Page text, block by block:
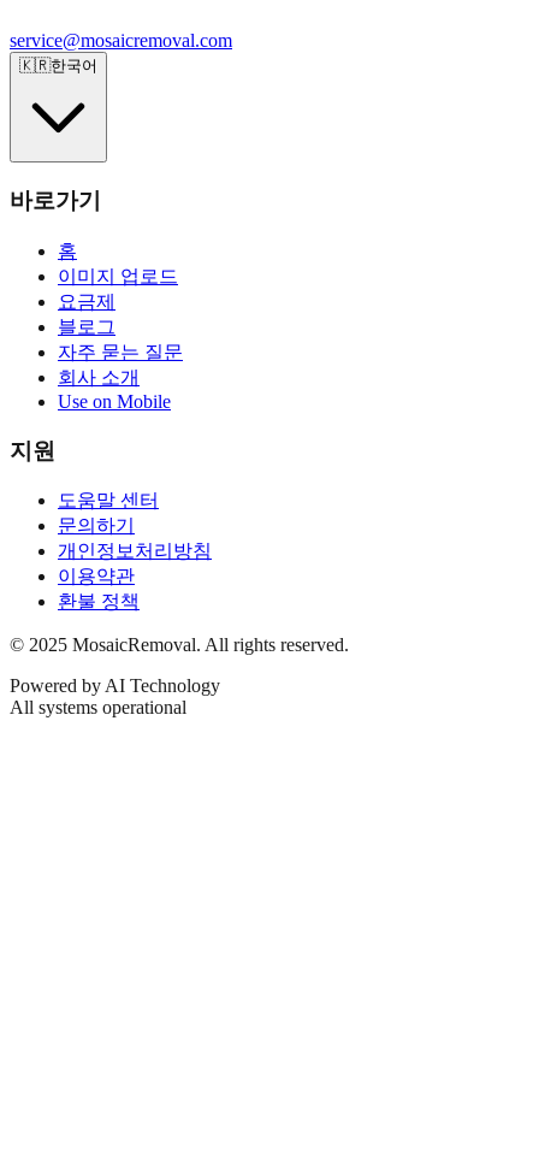
service@mosaicremoval.com
🇰🇷한국어
바로가기
홈
이미지 업로드
요금제
블로그
자주 묻는 질문
회사 소개
Use on Mobile
지원
도움말 센터
문의하기
개인정보처리방침
이용약관
환불 정책
© 2025 MosaicRemoval. All rights reserved.
Powered by AI Technology
All systems operational